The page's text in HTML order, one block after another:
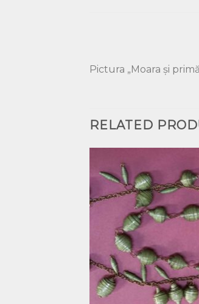
Pictura „Moara și
RELATED